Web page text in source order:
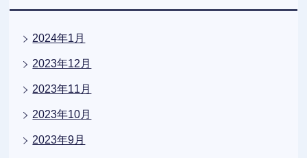
2024年1月
2023年12月
2023年11月
2023年10月
2023年9月